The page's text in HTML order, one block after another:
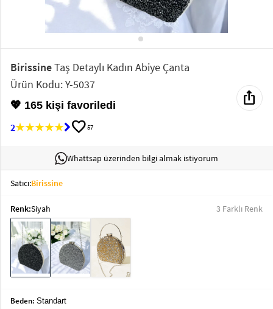
T-Shirt
Ev
Giyimkeyboard_arrow_down
keyboard_arrow_down
BirissineTaş Detaylı Kadın Abiye Çanta
Ürün Kodu: Y-5037
💖 165 kişi favoriledi
2
favorite57
ios_share
Whattsap üzerinden bilgi almak istiyorum
Satıcı:Birissine
Renk:Siyah 3 Farklı Renk
Beden: Standart